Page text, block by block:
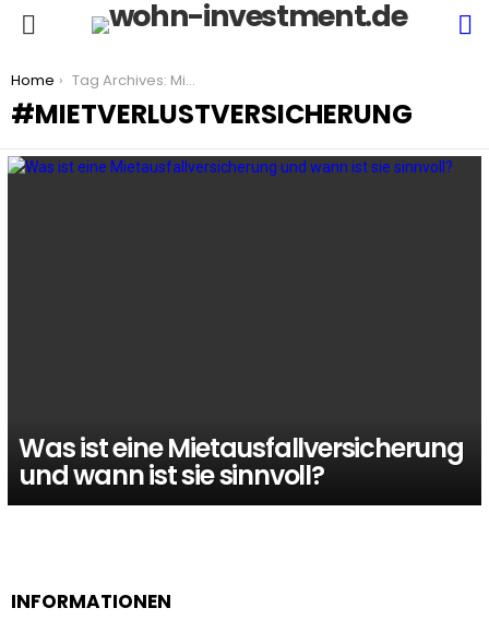
You are here:
Home Tag Archives: Mietverlustversicherung
MIETVERLUSTVERSICHERUNG
Was ist eine Mietausfallversicherung
und wann ist sie sinnvoll?
INFORMATIONEN